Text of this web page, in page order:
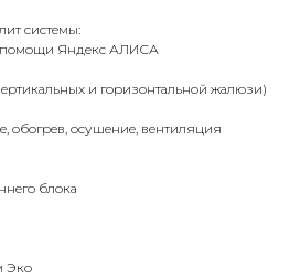
системы:
помощи Яндекс АЛИСА
и горизонтальной жалюзи)
обогрев, осушение, вентиляция
блока
Эко